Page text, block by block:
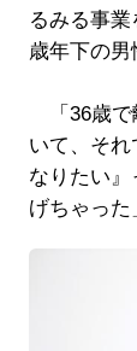
るみる事
歳年下の男
「36歳で
いて、そ
なりたい
げちゃった